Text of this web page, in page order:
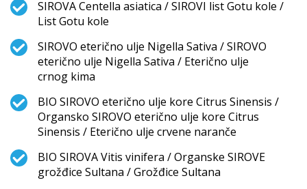
SIROVA Centella asiatica / SIROVI list Gotu kole /
List Gotu kole
SIROVO eterično ulje Nigella Sativa / SIROVO
eterično ulje Nigella Sativa / Eterično ulje
crnog kima
BIO SIROVO eterično ulje kore Citrus Sinensis /
Organsko SIROVO eterično ulje kore Citrus
Sinensis / Eterično ulje crvene naranče
BIO SIROVA Vitis vinifera / Organske SIROVE
grožđice Sultana / Grožđice Sultana